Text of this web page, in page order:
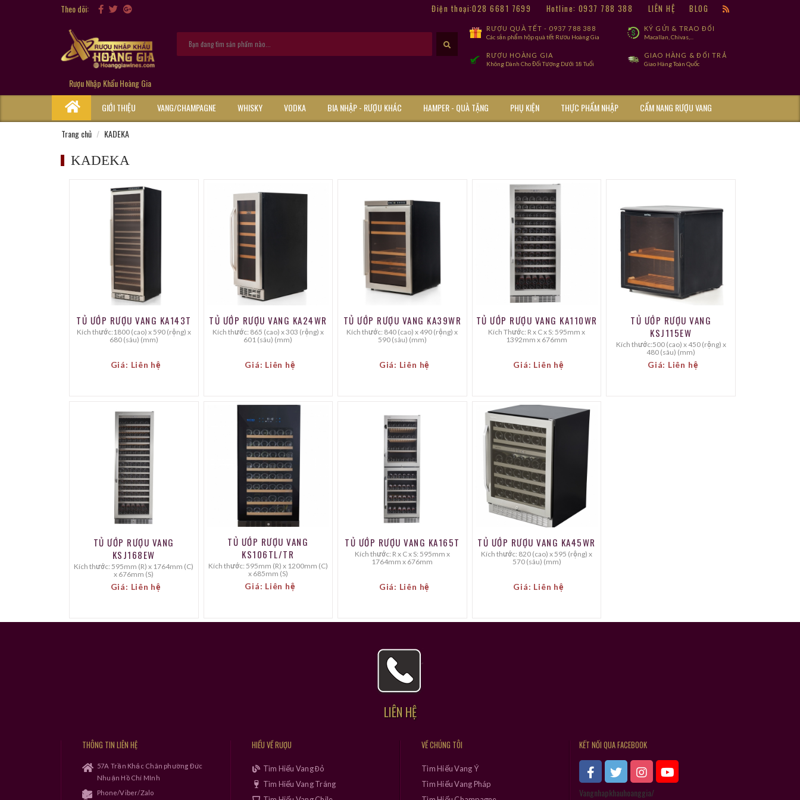
Theo dõi: Điện thoại:028 6681 7699 Hotline: 0937 788 388 LIÊN HỆ BLOG
Rượu Nhập Khẩu Hoàng Gia
RƯỢU QUÀ TẾT - 0937 788 388
Các sản phẩm hộp quà tết Rươu Hoàng Gia
RƯỢU HOÀNG GIA
Không Dành Cho Đối Tượng Dưới 18 Tuổi
KÝ GỬI & TRAO ĐỔI
Macallan, Chivas,...
GIAO HÀNG & ĐỔI TRẢ
Giao Hàng Toàn Quốc
GIỚI THIỆU VANG/CHAMPAGNE WHISKY VODKA BIA NHẬP - RƯỢU KHÁC HAMPER - QUÀ TẶNG PHỤ KIỆN THỰC PHẨM NHẬP CẨM NANG RƯỢU VANG
Trang chủ KADEKA
KADEKA
TỦ ƯỚP RƯỢU VANG KA143T
Kích thước:1800 (cao) x 590 (rộng) x
680 (sâu) (mm)
Giá: Liên hệ
TỦ ƯỚP RƯỢU VANG KA24WR
Kích thước: 865 (cao) x 303 (rộng) x
601 (sâu) (mm)
Giá: Liên hệ
TỦ ƯỚP RƯỢU VANG KA39WR
Kích thước: 840 (cao) x 490 (rộng) x
590 (sâu) (mm)
Giá: Liên hệ
TỦ ƯỚP RƯỢU VANG KA110WR
Kích Thước: R x C x S: 595mm x
1392mm x 676mm
Giá: Liên hệ
TỦ ƯỚP RƯỢU VANG
KSJ115EW
Kích thước:500 (cao) x 450 (rộng) x
480 (sâu) (mm)
Giá: Liên hệ
TỦ ƯỚP RƯỢU VANG
KSJ168EW
Kích thước: 595mm (R) x 1764mm (C)
x 676mm (S)
Giá: Liên hệ
TỦ ƯỚP RƯỢU VANG
KS106TL/TR
Kích thước: 595mm (R) x 1200mm (C)
x 685mm (S)
Giá: Liên hệ
TỦ ƯỚP RƯỢU VANG KA165T
Kích thước: R x C x S: 595mm x
1764mm x 676mm
Giá: Liên hệ
TỦ ƯỚP RƯỢU VANG KA45WR
Kích thước: 820 (cao) x 595 (rộng) x
570 (sâu) (mm)
Giá: Liên hệ
LIÊN HỆ
THÔNG TIN LIÊN HỆ
57A Trần Khắc Chân phường Đức
Nhuận Hồ Chí MInh
Phone/Viber/Zalo
HIỂU VỀ RƯỢU
Tìm Hiểu Vang Đỏ
Tìm Hiểu Vang Trắng
VỀ CHÚNG TÔI
Tìm Hiểu Vang Ý
Tìm Hiểu Vang Pháp
KẾT NỐI QUA FACEBOOK
Vangnhapkhauhoanggia/